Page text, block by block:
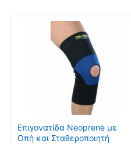
Επιγονατίδα Neoprene με
Οπή και Σταθεροποιητή
μπορούν
να